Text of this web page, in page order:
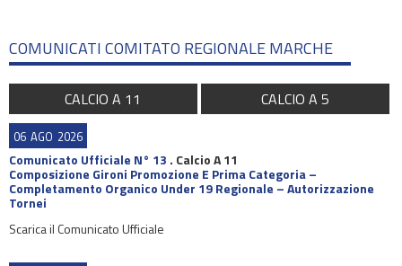
COMUNICATI COMITATO REGIONALE MARCHE
CALCIO A 11 CALCIO A 5
06 AGO 2026
Comunicato Ufficiale N° 13 . Calcio A 11
Composizione Gironi Promozione E Prima Categoria –
Completamento Organico Under 19 Regionale – Autorizzazione
Tornei
Scarica il Comunicato Ufficiale